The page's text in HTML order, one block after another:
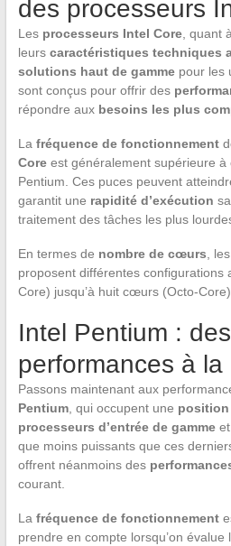
des processeurs
Les processeurs Intel Core, quant
leurs caractéristiques techniques
solutions haut de gammepour les
sont conçus pour offrir des
répondre aux besoins les plus
La fréquence de fonctionnement
Coreest généralement supérieure à
Pentium. Ces puces peuvent
garantit une rapidité d’exécution
traitement des tâches les plus
En termes de nombre de cœurs, les
proposent différentes
Core) jusqu’à huit cœurs (Octo-
Intel Pentium : des
performances à la
Passons maintenant aux
Pentium, qui occupent une position
processeurs d’entrée de gammeet
que moins puissants que ces
offrent néanmoins des
courant.
La fréquence de fonctionnement
prendre en compte lorsqu’on évalue